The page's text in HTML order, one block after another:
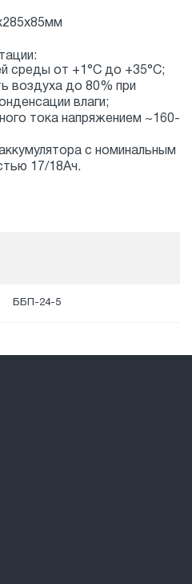
среды от +1°С до +35°С;
воздуха до 80% при
влаги;
тока напряжением ~160-
с номинальным
17/18Ач.
ББП-24-5